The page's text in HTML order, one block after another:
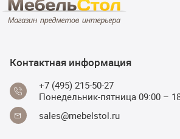
Контактная информация
+7 (495) 215-50-27
Понедельник-пятница 09:00 –
sales@mebelstol.ru